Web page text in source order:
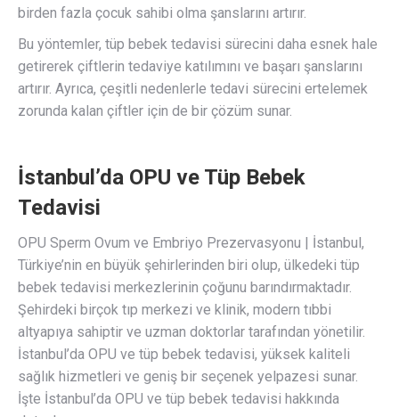
birden fazla çocuk sahibi olma şanslarını artırır.
Bu yöntemler, tüp bebek tedavisi sürecini daha esnek hale
getirerek çiftlerin tedaviye katılımını ve başarı şanslarını
artırır. Ayrıca, çeşitli nedenlerle tedavi sürecini ertelemek
zorunda kalan çiftler için de bir çözüm sunar.
İstanbul’da OPU ve Tüp Bebek
Tedavisi
OPU Sperm Ovum ve Embriyo Prezervasyonu | İstanbul,
Türkiye’nin en büyük şehirlerinden biri olup, ülkedeki tüp
bebek tedavisi merkezlerinin çoğunu barındırmaktadır.
Şehirdeki birçok tıp merkezi ve klinik, modern tıbbi
altyapıya sahiptir ve uzman doktorlar tarafından yönetilir.
İstanbul’da OPU ve tüp bebek tedavisi, yüksek kaliteli
sağlık hizmetleri ve geniş bir seçenek yelpazesi sunar.
İşte İstanbul’da OPU ve tüp bebek tedavisi hakkında